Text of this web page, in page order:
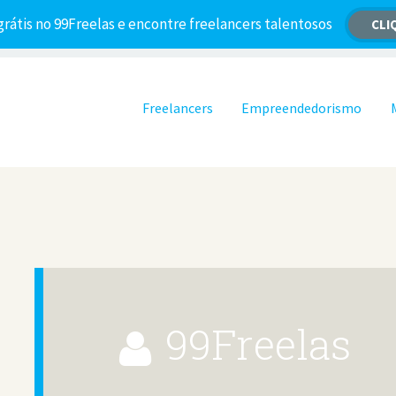
no 99Freelas e encontre freelancers talentosos
Pular para o conteúdo
Freelancers Empreendedorismo
99Freelas